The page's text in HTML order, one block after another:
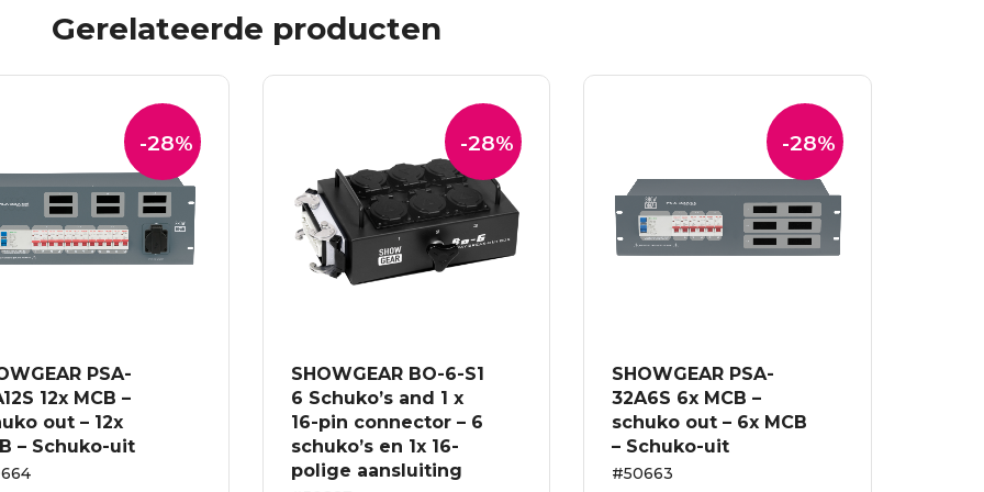
Gerelateerde producten
-28%
PSA-
12x MCB –
out – 12x
– Schuko-uit
-28%
SHOWGEAR BO-6-S1
6 Schuko’s and 1 x
16-pin connector – 6
schuko’s en 1x 16-
polige aansluiting
-28%
SHOWGEAR PSA-
32A6S 6x MCB –
schuko out – 6x MCB
– Schuko-uit
#50663